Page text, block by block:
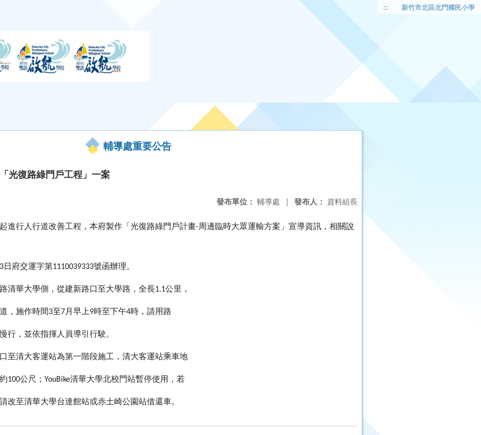
::: 新竹市北區北門國民小學
輔導處重要公告
光復路綠門戶工程」一案
發布人： 資料組長
發布單位： 輔導處 |
進行人行道改善工程，本府製作「光復路綠門戶計畫-周邊臨時大眾運輸方案」宣導資訊，相關說
3日府交運字第1110039333號函辦理。
清華大學側，從建新路口至大學路，全長1.1公里，
，施作時間3至7月早上9時至下午4時，請用路
行，並依指揮人員導引行駛。
至清大客運站為第一階段施工，清大客運站乘車地
100公尺； YouBike清華大學北校門站暫停使用，若
改至清華大學台達館站或赤土崎公園站借還車。